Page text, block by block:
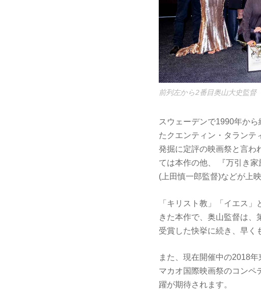
前列左から2番目奥山大史監督
スウェーデンで1990年か
たクエンティン・タランテ
発掘に定評の映画祭と言わ
ては本作の他、 『万引き
(上田慎一郎監督)などが上
「キリスト教」「イエス
きた本作で、奥山監督は、
受賞した快挙に続き、早く
また、現在開催中の2018
マカオ国際映画祭のコンペ
躍が期待されます。